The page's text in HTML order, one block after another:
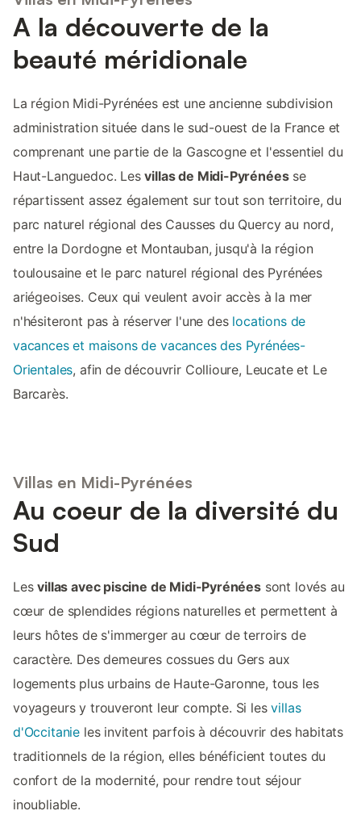
A la découverte de la
beauté méridionale
La région Midi-Pyrénées est une ancienne subdivision
administration située dans le sud-ouest de la France et
comprenant une partie de la Gascogne et l'essentiel du
Haut-Languedoc. Lesvillas de Midi-Pyrénéesse
répartissent assez également sur tout son territoire, du
parc naturel régional des Causses du Quercy au nord,
entre la Dordogne et Montauban, jusqu'à la région
toulousaine et le parc naturel régional des Pyrénées
ariégeoises. Ceux qui veulent avoir accès à la mer
n'hésiteront pas à réserver l'une des locations de
vacances et maisons de vacances des Pyrénées-
Orientales, afin de découvrir Collioure, Leucate et Le
Barcarès.
Villas en Midi-Pyrénées
Au coeur de la diversité du
Sud
Lesvillas avec piscine de Midi-Pyrénéessont lovés au
cœur de splendides régions naturelles et permettent à
leurs hôtes de s'immerger au cœur de terroirs de
caractère. Des demeures cossues du Gers aux
logements plus urbains de Haute-Garonne, tous les
voyageurs y trouveront leur compte. Si lesvillas
d'Occitanie les invitent parfois à découvrir des habitats
traditionnels de la région, elles bénéficient toutes du
confort de la modernité, pour rendre tout séjour
inoubliable.